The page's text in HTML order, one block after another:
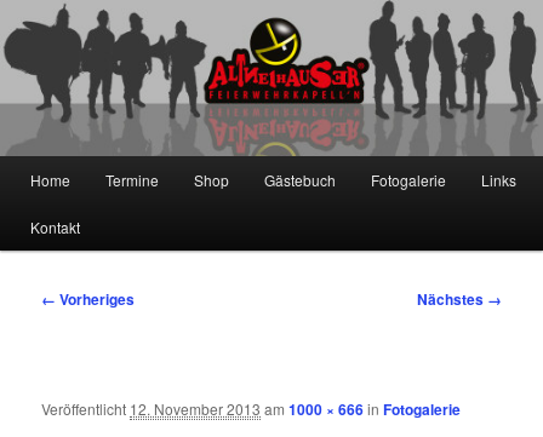
primären
Inhalt
springenDie Altneihauser Feierwehrkapell'n
Home Termine Shop Gästebuch Fotogalerie Links
Kontakt
Bilder-
← Vorheriges Nächstes →
Veröffentlicht 12. November 2013 am1000 × 666inFotogalerie